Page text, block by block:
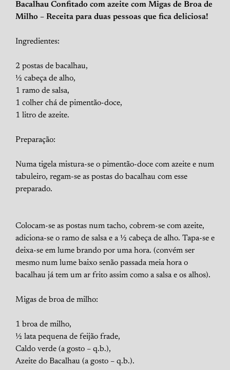
Bacalhau Confitado com azeite com Migas de Broa de
Milho – Receita para duas pessoas que fica deliciosa!
Ingredientes:
2 postas de bacalhau,
½ cabeça de alho,
1 ramo de salsa,
1 colher chá de pimentão-doce,
1 litro de azeite.
Preparação:
Numa tigela mistura-se o pimentão-doce com azeite e num
tabuleiro, regam-se as postas do bacalhau com esse
preparado.
Colocam-se as postas num tacho, cobrem-se com azeite,
adiciona-se o ramo de salsa e a ½ cabeça de alho. Tapa-se e
deixa-se em lume brando por uma hora. (convém ser
mesmo num lume baixo senão passada meia hora o
bacalhau já tem um ar frito assim como a salsa e os alhos).
Migas de broa de milho:
1 broa de milho,
½ lata pequena de feijão frade,
Caldo verde (a gosto – q.b.),
Azeite do Bacalhau (a gosto – q.b.).